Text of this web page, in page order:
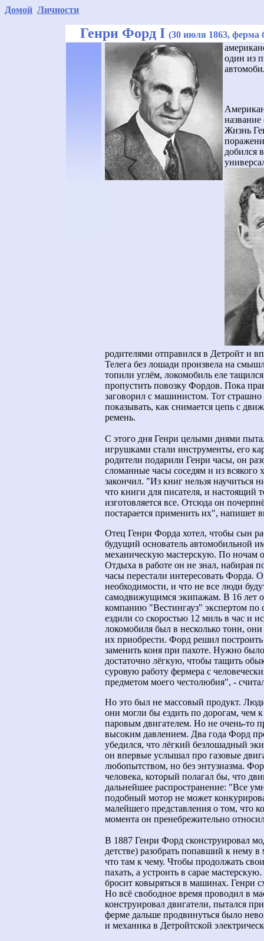
Домой Личности
Генри Форд I (30 июля 1863,
один из
название
Жизнь
добился
родителями отправился в Детройт и
Телега без лошади произвела на
топили углём, локомобиль еле
пропустить повозку Фордов. Пока
заговорил с машинистом. Тот страшно
показывать, как снимается цепь с
ремень.
С этого дня Генри целыми днями
игрушками стали инструменты, его
родители подарили Генри часы, он
сломанные часы соседям и из
закончил. "Из книг нельзя научиться
что книги для писателя, и настоящий
изготовляется все. Отсюда он
постарается применить их", напишет
Отец Генри Форда хотел, чтобы сын
будущий основатель автомобильной
механическую мастерскую. По ночам
Отдыха в работе он не знал, набирая
часы перестали интересовать Форда.
необходимости, и что не все люди
самодвижущимся экипажам. В 16 лет
компанию "Вестингауз" экспертом
ездили со скоростью 12 миль в час и
локомобиля был в несколько тонн,
их приобрести. Форд решил
заменить коня при пахоте. Нужно
достаточно лёгкую, чтобы тащить
суровую работу фермера с
предметом моего честолюбия", -
Но это был не массовый продукт.
они могли бы ездить по дорогам, чем
паровым двигателем. Но не очень-то
высоким давлением. Два года Форд
убедился, что лёгкий безлошадный
он впервые услышал про газовые
любопытством, но без энтузиазма.
человека, который полагал бы, что
дальнейшее распространение: "Все
подобный мотор не может
малейшего представления о том, что
момента он пренебрежительно
В 1887 Генри Форд сконструировал
детстве) разобрать попавший к нему
что там к чему. Чтобы продолжать
пахать, а устроить в сарае
бросит ковыряться в машинах. Генри
Но всё свободное время проводил в
конструировал двигатели, пытался
ферме дальше продвинуться было
и механика в Детройтской